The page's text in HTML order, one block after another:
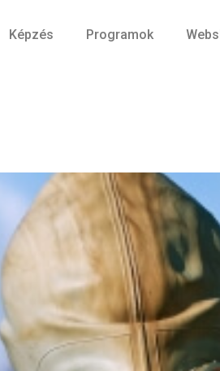
Képzés Programok